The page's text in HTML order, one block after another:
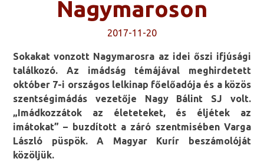
Nagymaroson
2017-11-20
Sokakat vonzott Nagymarosra az idei őszi ifjúsági
találkozó. Az imádság témájával meghirdetett
október 7-i országos lelkinap főelőadója és a közös
szentségimádás vezetője Nagy Bálint SJ volt.
„Imádkozzátok az életeteket, és éljétek az
imátokat” – buzdított a záró szentmisében Varga
László püspök. A Magyar Kurír beszámolóját
közöljük.